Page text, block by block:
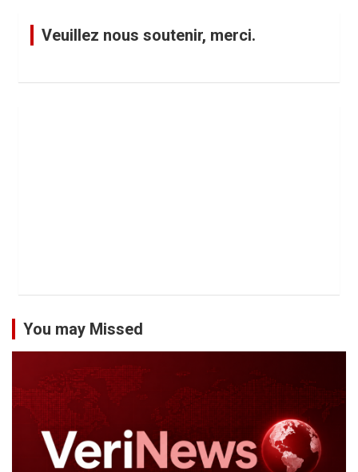
Veuillez nous soutenir, merci.
You may Missed